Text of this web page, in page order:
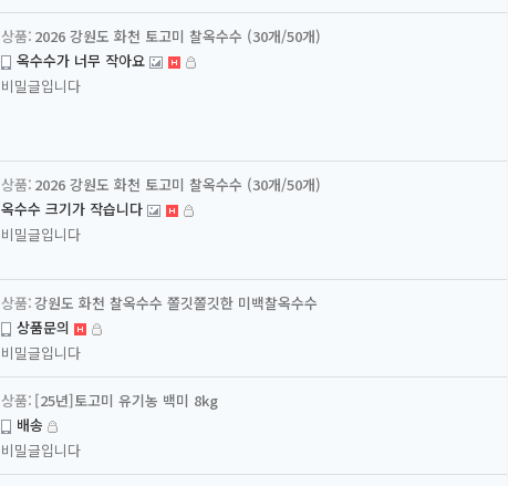
2026 강원도 화천 토고미 찰옥수수 (30개/50개)
옥수수가 너무 작아요
비밀글입니다
2026 강원도 화천 토고미 찰옥수수 (30개/50개)
옥수수 크기가 작습니다
비밀글입니다
강원도 화천 찰옥수수 쫄깃쫄깃한 미백찰옥수수
상품문의
비밀글입니다
[25년]토고미 유기농 백미 8kg
배송
비밀글입니다